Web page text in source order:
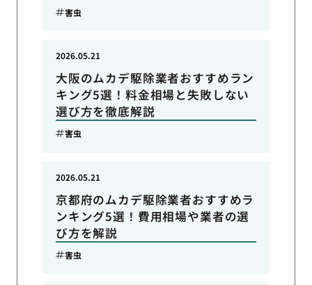
害虫
大阪のムカデ駆除業者おすすめラン
キング5選！料金相場と失敗しない
選び方を徹底解説
2026.05.21
害虫
京都府のムカデ駆除業者おすすめラ
ンキング5選！費用相場や業者の選
び方を解説
2026.05.21
害虫